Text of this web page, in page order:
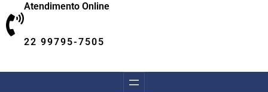
Atendimento Online
22 99795-7505